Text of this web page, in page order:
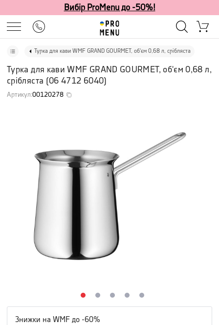
Вибір ProMenu до -50%!
Турка для кави WMF GRAND GOURMET, об'єм 0,68 л, срібляста
Турка для кави WMF GRAND GOURMET, об'єм 0,68 л,
срібляста (06 4712 6040)
Артикул:00120278
Знижки на WMF до -60%